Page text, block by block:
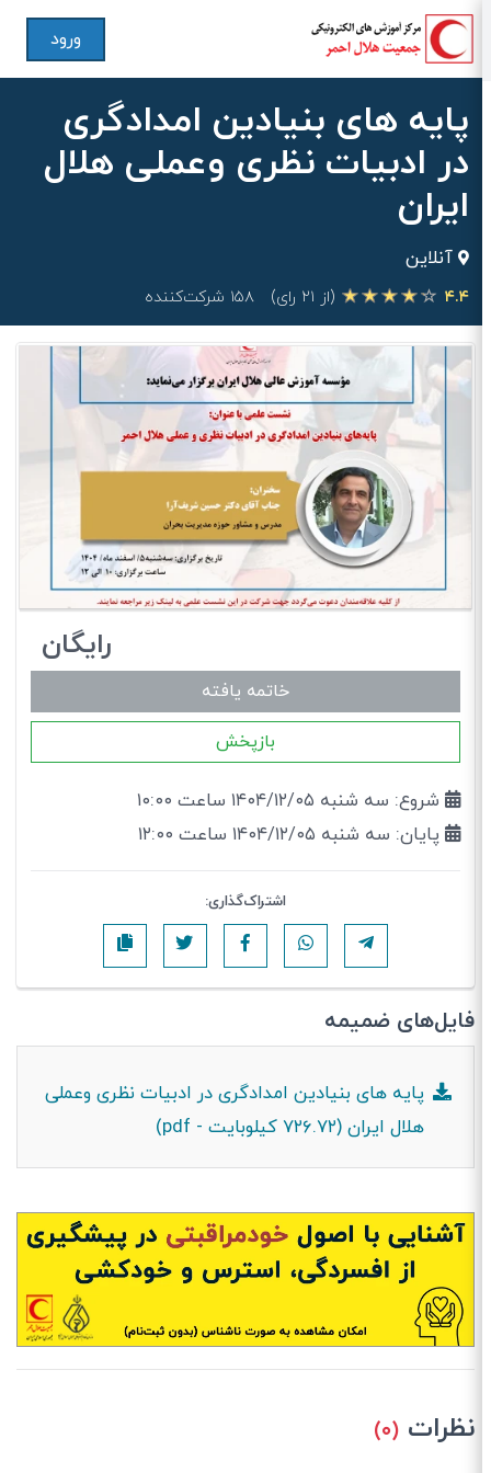
ورود
پایه های بنیادین امدادگری
در ادبیات نظری وعملی هلال
ایران
آنلاین
۴.۴ (از ۲۱ رای) ۱۵۸ شرکت‌کننده
رایگان
خاتمه یافته
بازپخش
شروع: سه شنبه ۱۴۰۴/۱۲/۰۵ ساعت ۱۰:۰۰
پایان: سه شنبه ۱۴۰۴/۱۲/۰۵ ساعت ۱۲:۰۰
اشتراک‌گذاری:
فایل‌های ضمیمه
پایه های بنیادین امدادگری در ادبیات نظری وعملی
هلال ایران (۷۲۶.۷۲ کیلوبایت - pdf)
نظرات